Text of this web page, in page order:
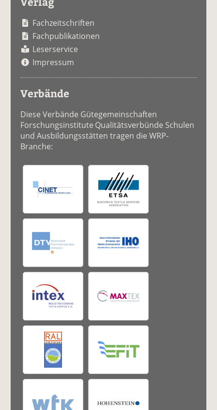
Fachzeitschriften
Fachpublikationen
Leserservice
Impressum
Verbände
Diese Verbände Gütegemeinschaften
Forschungsinstitute Qualitätsverbünde Schulen
und Ausbildungsstätten tragen die WRP-
Branche: